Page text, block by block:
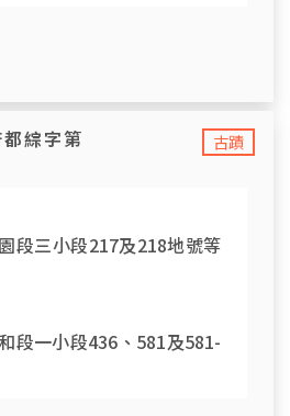
古蹟
綜字第
段三小段217及218地號等
段一小段436、581及581-